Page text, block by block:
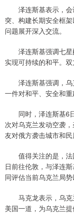
泽连斯基表示，会
突、构建长期安全框
问题展开深入交流。
泽连斯基强调七星
实现可持续的和平。
泽连斯基强调，乌
一件对和平、安全和重
同时，泽连斯基6日
次对乌克兰发动空袭
友对俄方袭击城市和民
值得关注的是，法
日前往伦敦，与泽连
同评估当前乌克兰局
马克龙表示，乌克
美国一道，为乌克兰提